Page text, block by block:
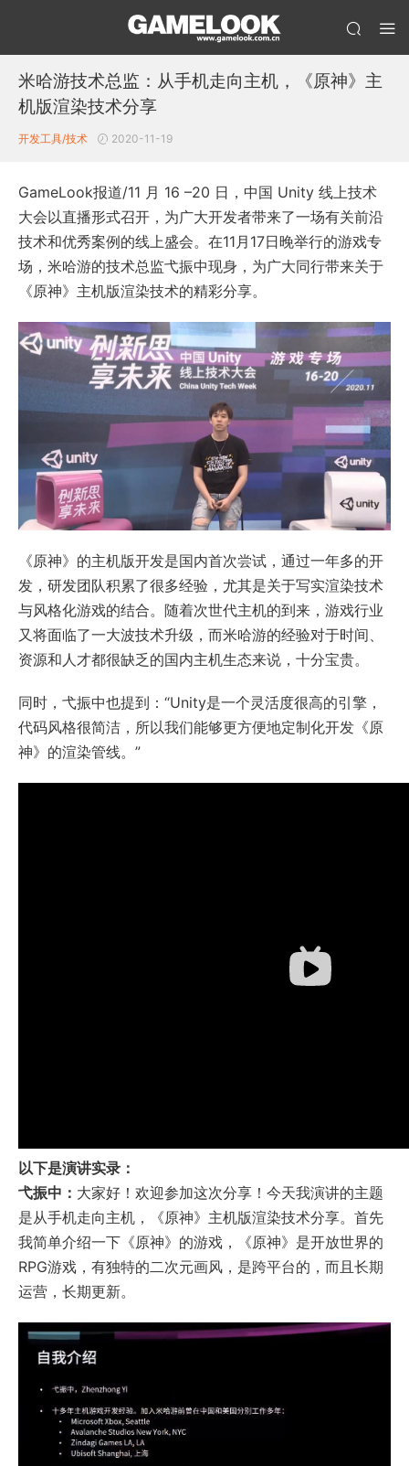
米哈游技术总监：从手机走向主机，《原神》主
机版渲染技术分享
开发工具/技术 2020-11-19
GameLook报道/11 月 16 –20 日，中国 Unity 线上技术
大会以直播形式召开，为广大开发者带来了一场有关前沿
技术和优秀案例的线上盛会。在11月17日晚举行的游戏专
场，米哈游的技术总监弋振中现身，为广大同行带来关于
《原神》主机版渲染技术的精彩分享。
《原神》的主机版开发是国内首次尝试，通过一年多的开
发，研发团队积累了很多经验，尤其是关于写实渲染技术
与风格化游戏的结合。随着次世代主机的到来，游戏行业
又将面临了一大波技术升级，而米哈游的经验对于时间、
资源和人才都很缺乏的国内主机生态来说，十分宝贵。
同时，弋振中也提到：“Unity是一个灵活度很高的引擎，
代码风格很简洁，所以我们能够更方便地定制化开发《原
神》的渲染管线。”
以下是演讲实录：
弋振中： 大家好！欢迎参加这次分享！今天我演讲的主题
是从手机走向主机，《原神》主机版渲染技术分享。首先
我简单介绍一下《原神》的游戏，《原神》是开放世界的
RPG游戏，有独特的二次元画风，是跨平台的，而且长期
运营，长期更新。